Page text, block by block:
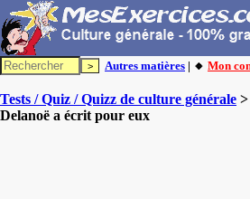
Autres matières | 🔸 Mon
Tests / Quiz / Quizz de culture générale
Delanoë a écrit pour eux